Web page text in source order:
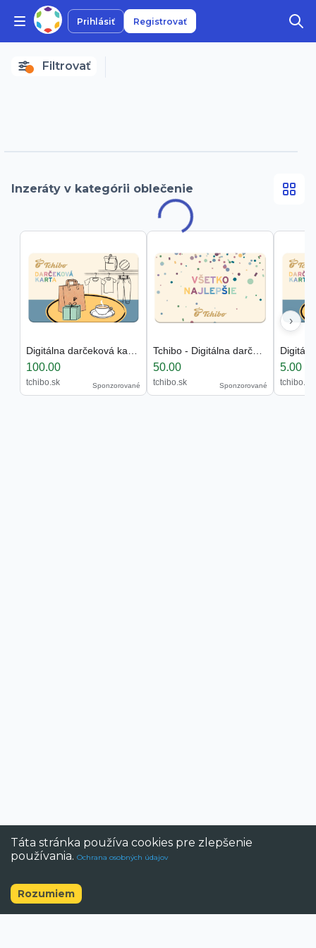
Prihlásiť Registrovať
Filtrovať
Inzeráty v kategórii oblečenie
100.00
tchibo.sk Sponzorované
50.00
tchibo.sk Sponzorované
5.00
tchibo.sk
›
Táta stránka používa cookies pre zlepšenie
používania. Ochrana osobných údajov
Rozumiem